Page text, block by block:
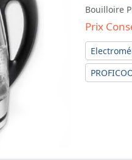
Bouilloire
Prix